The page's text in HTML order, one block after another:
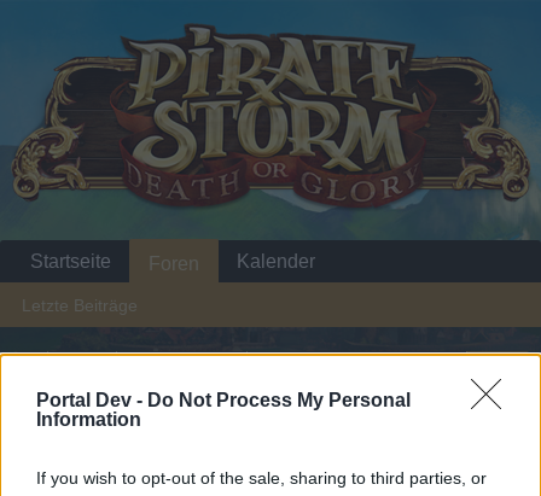
Portal Dev - Do Not Process My Personal
Information
If you wish to opt-out of the sale, sharing to third parties, or
Liste der Schmugglerbucht
Liebe(r) Forum-Leser/in,
Startseite Foren
Letzte Beiträge
Kalender